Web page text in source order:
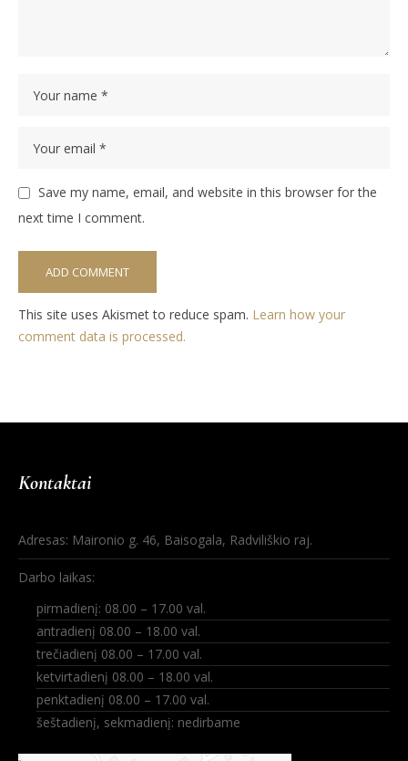
Save my name, email, and website in this browser for the
next time I comment.
This site uses Akismet to reduce spam. Learn how your
comment data is processed.
Kontaktai
Adresas: Maironio g. 46, Baisogala, Radviliškio raj.
Darbo laikas:
pirmadienį: 08.00 – 17.00 val.
antradienį 08.00 – 18.00 val.
trečiadienį 08.00 – 17.00 val.
ketvirtadienį 08.00 – 18.00 val.
penktadienį 08.00 – 17.00 val.
šeštadienį, sekmadienį: nedirbame